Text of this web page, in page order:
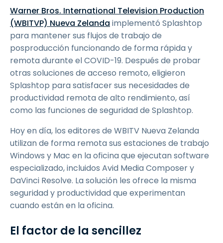
Warner Bros. International Television Production
(WBITVP) Nueva Zelanda implementó Splashtop
para mantener sus flujos de trabajo de
posproducción funcionando de forma rápida y
remota durante el COVID-19. Después de probar
otras soluciones de acceso remoto, eligieron
Splashtop para satisfacer sus necesidades de
productividad remota de alto rendimiento, así
como las funciones de seguridad de Splashtop.
Hoy en día, los editores de WBITV Nueva Zelanda
utilizan de forma remota sus estaciones de trabajo
Windows y Mac en la oficina que ejecutan software
especializado, incluidos Avid Media Composer y
DaVinci Resolve. La solución les ofrece la misma
seguridad y productividad que experimentan
cuando están en la oficina.
El factor de la sencillez